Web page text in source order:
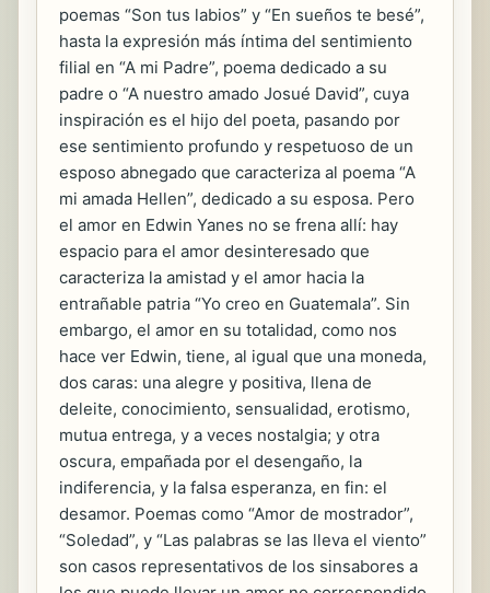
poemas “Son tus labios” y “En sueños te besé”,
hasta la expresión más íntima del sentimiento
filial en “A mi Padre”, poema dedicado a su
padre o “A nuestro amado Josué David”, cuya
inspiración es el hijo del poeta, pasando por
ese sentimiento profundo y respetuoso de un
esposo abnegado que caracteriza al poema “A
mi amada Hellen”, dedicado a su esposa. Pero
el amor en Edwin Yanes no se frena allí: hay
espacio para el amor desinteresado que
caracteriza la amistad y el amor hacia la
entrañable patria “Yo creo en Guatemala”. Sin
embargo, el amor en su totalidad, como nos
hace ver Edwin, tiene, al igual que una moneda,
dos caras: una alegre y positiva, llena de
deleite, conocimiento, sensualidad, erotismo,
mutua entrega, y a veces nostalgia; y otra
oscura, empañada por el desengaño, la
indiferencia, y la falsa esperanza, en fin: el
desamor. Poemas como “Amor de mostrador”,
“Soledad”, y “Las palabras se las lleva el viento”
son casos representativos de los sinsabores a